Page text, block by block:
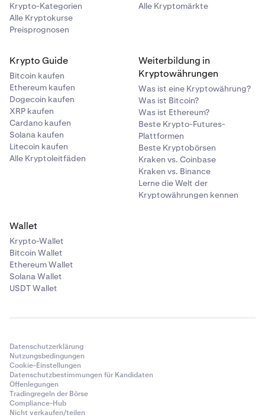
Krypto-Kategorien
Alle Kryptokurse
Preisprognosen
Alle Kryptomärkte
Krypto Guide
Bitcoin kaufen
Ethereum kaufen
Dogecoin kaufen
XRP kaufen
Cardano kaufen
Solana kaufen
Litecoin kaufen
Alle Kryptoleitfäden
Weiterbildung in
Kryptowährungen
Was ist eine Kryptowährung?
Was ist Bitcoin?
Was ist Ethereum?
Beste Krypto-Futures-
Plattformen
Beste Kryptobörsen
Kraken vs. Coinbase
Kraken vs. Binance
Lerne die Welt der
Kryptowährungen kennen
Wallet
Krypto-Wallet
Bitcoin Wallet
Ethereum Wallet
Solana Wallet
USDT Wallet
Datenschutzerklärung
Nutzungsbedingungen
Cookie-Einstellungen
Datenschutzbestimmungen für Kandidaten
Offenlegungen
Tradingregeln der Börse
Compliance-Hub
Nicht verkaufen/teilen